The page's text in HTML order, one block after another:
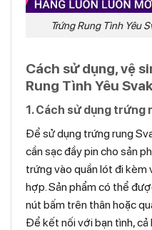
Trứng Rung Tình Yêu
Cách sử dụng, vệ
Rung Tình Yêu
1. Cách sử dụng trứng
Để sử dụng trứng rung
cần sạc đầy pin cho sản
trứng vào quần lót đi kèm
hợp. Sản phẩm có thể
nút bấm trên thân hoặc
Để kết nối với bạn tình, cả